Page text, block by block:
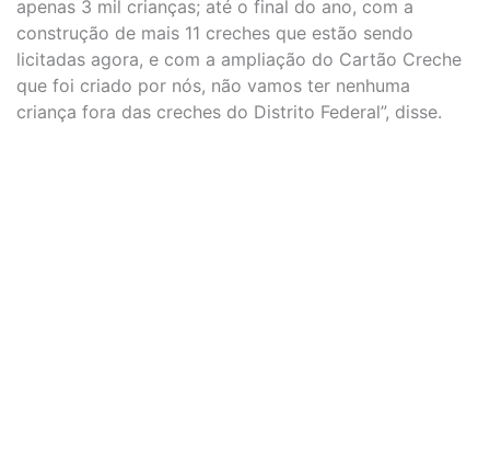
apenas 3 mil crianças; até o final do ano, com a
construção de mais 11 creches que estão sendo
licitadas agora, e com a ampliação do Cartão Creche
que foi criado por nós, não vamos ter nenhuma
criança fora das creches do Distrito Federal”, disse.